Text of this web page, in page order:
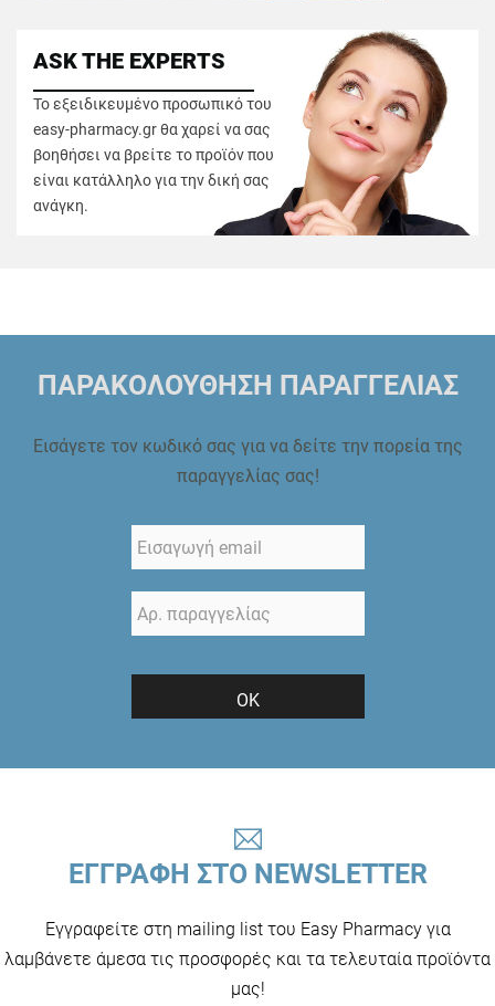
ASK THE EXPERTS
Το εξειδικευμένο προσωπικό του
easy-pharmacy.gr θα χαρεί να σας
βοηθήσει να βρείτε το προϊόν που
είναι κατάλληλο για την δική σας
ανάγκη.
ΠΑΡΑΚΟΛΟΥΘΗΣΗ ΠΑΡΑΓΓΕΛΙΑΣ
Εισάγετε τον κωδικό σας για να δείτε την πορεία της
παραγγελίας σας!
ΟΚ
ΕΓΓΡΑΦΗ ΣΤΟ NEWSLETTER
Εγγραφείτε στη mailing list του Easy Pharmacy για
λαμβάνετε άμεσα τις προσφορές και τα τελευταία προϊόντα
μας!